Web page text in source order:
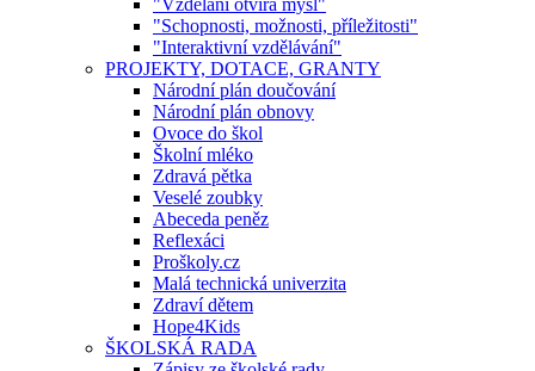
"Vzdělání otvírá mysl"
"Schopnosti, možnosti, příležitosti"
"Interaktivní vzdělávání"
PROJEKTY, DOTACE, GRANTY
Národní plán doučování
Národní plán obnovy
Ovoce do škol
Školní mléko
Zdravá pětka
Veselé zoubky
Abeceda peněz
Reflexáci
Proškoly.cz
Malá technická univerzita
Zdraví dětem
Hope4Kids
ŠKOLSKÁ RADA